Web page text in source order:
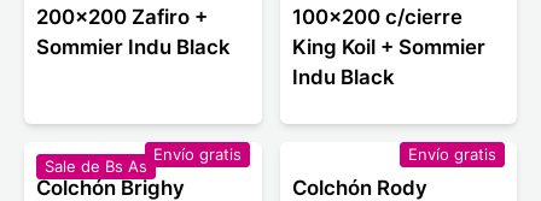
200x200 Zafiro +
Sommier Indu Black
100x200 c/cierre
King Koil + Sommier
Indu Black
Sale de Bs As
Envío gratis
Colchón Brighy
Envío gratis
Colchón Rody